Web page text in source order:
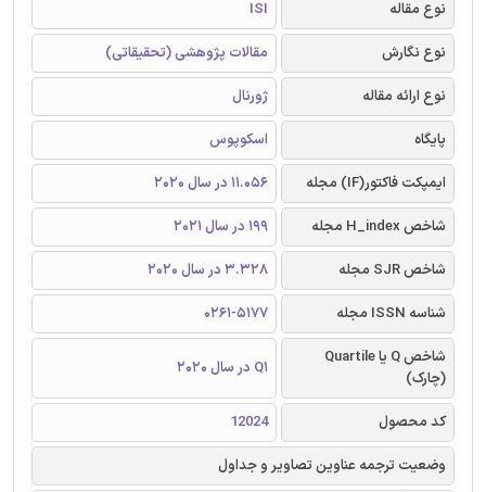
نوع مقاله
ISI
نوع نگارش
مقالات پژوهشی (تحقیقاتی)
نوع ارائه مقاله
ژورنال
پایگاه
اسکوپوس
ایمپکت فاکتور(IF) مجله
11.056 در سال 2020
شاخص H_index مجله
199 در سال 2021
شاخص SJR مجله
3.328 در سال 2020
شناسه ISSN مجله
0261-5177
شاخص Q یا Quartile
(چارک)
Q1 در سال 2020
کد محصول
12024
وضعیت ترجمه عناوین تصاویر و جداول